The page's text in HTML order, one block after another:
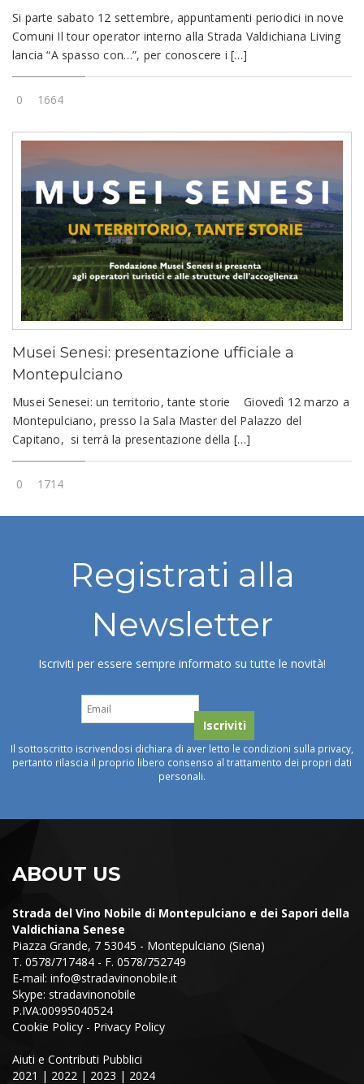
Si parte sabato 12 settembre, appuntamenti periodici in nove
Comuni Il tour operator interno alla Strada Valdichiana Living
lancia “A spasso con…”, per conoscere i […]
0 1664
Musei Senesi: presentazione ufficiale a
Montepulciano
Musei Senesei: un territorio, tante storie Giovedì 12 marzo a
Montepulciano, presso la Sala Master del Palazzo del
Capitano, si terrà la presentazione della […]
0 1714
Registrati alla
Newsletter
Iscriviti per essere sempre informato su tutte le novità!
Il sottoscritto iscrivendosi dichiara di aver letto le condizioni sulla privacy,
pertanto rilascia il proprio libero consenso al trattamento dei propri dati
personali.
ABOUT US
Strada del Vino Nobile di Montepulciano e dei Sapori della
Valdichiana Senese
Piazza Grande, 7 53045 - Montepulciano (Siena)
T. 0578/717484 - F. 0578/752749
E-mail: info@stradavinonobile.it
Skype: stradavinonobile
P.IVA:00995040524
Cookie Policy - Privacy Policy
Aiuti e Contributi Pubblici
2021 | 2022 | 2023 | 2024